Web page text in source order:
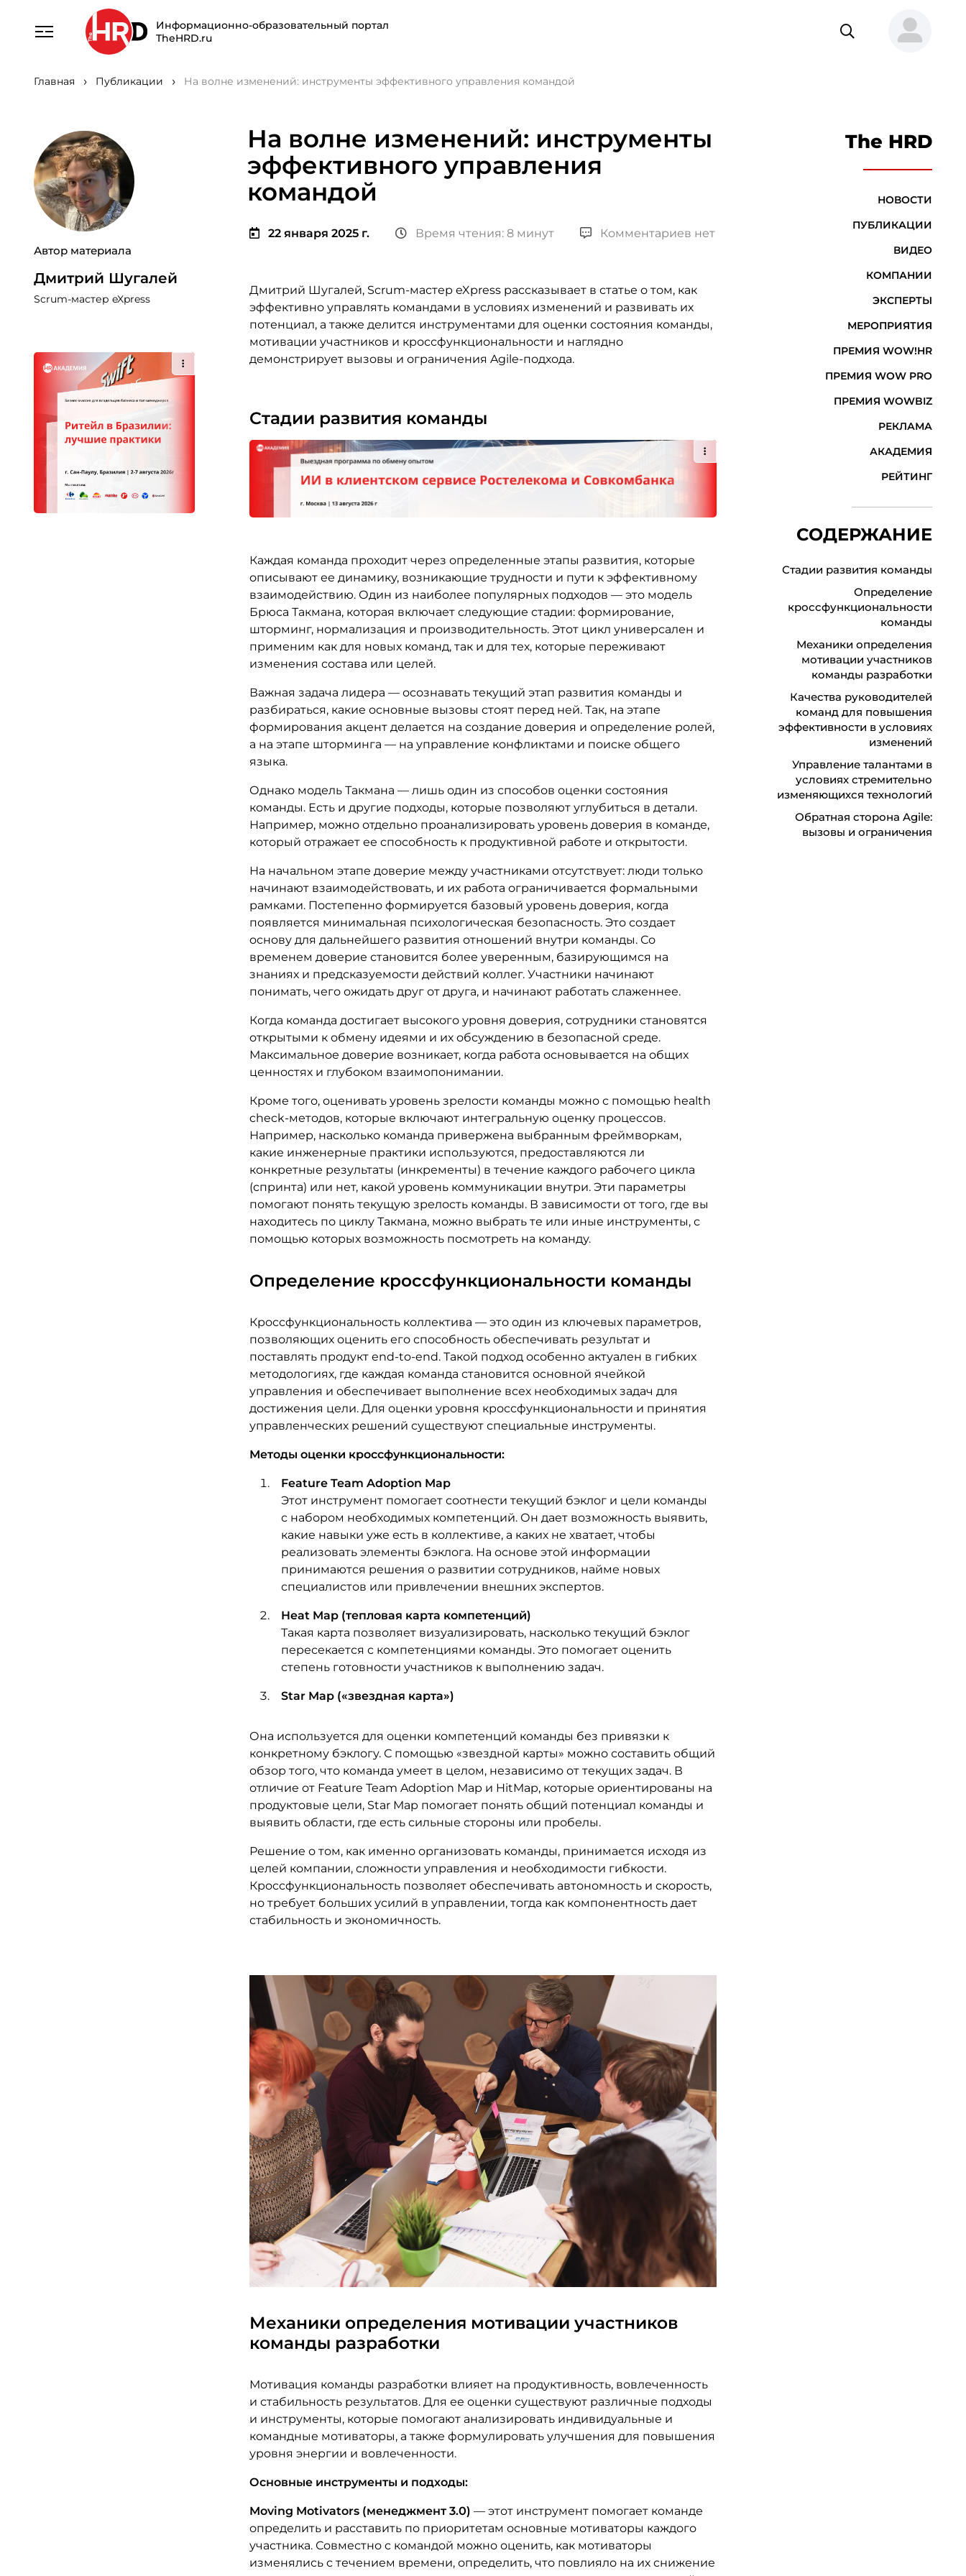
Информационно-образовательный портал
TheHRD.ru
Главная Публикации На волне изменений: инструменты эффективного управления командой
Автор материала
Дмитрий Шугалей
Scrum-мастер eXpress
На волне изменений: инструменты
эффективного управления
командой
22 января 2025 г. Время чтения: 8 минут Комментариев нет
Дмитрий Шугалей, Scrum-мастер eXpress рассказывает в статье о том, как
эффективно управлять командами в условиях изменений и развивать их
потенциал, а также делится инструментами для оценки состояния команды,
мотивации участников и кроссфункциональности и наглядно
демонстрирует вызовы и ограничения Agile-подхода.
Стадии развития команды
Каждая команда проходит через определенные этапы развития, которые
описывают ее динамику, возникающие трудности и пути к эффективному
взаимодействию. Один из наиболее популярных подходов — это модель
Брюса Такмана, которая включает следующие стадии: формирование,
шторминг, нормализация и производительность. Этот цикл универсален и
применим как для новых команд, так и для тех, которые переживают
изменения состава или целей.
Важная задача лидера — осознавать текущий этап развития команды и
разбираться, какие основные вызовы стоят перед ней. Так, на этапе
формирования акцент делается на создание доверия и определение ролей,
а на этапе шторминга — на управление конфликтами и поиске общего
языка.
Однако модель Такмана — лишь один из способов оценки состояния
команды. Есть и другие подходы, которые позволяют углубиться в детали.
Например, можно отдельно проанализировать уровень доверия в команде,
который отражает ее способность к продуктивной работе и открытости.
На начальном этапе доверие между участниками отсутствует: люди только
начинают взаимодействовать, и их работа ограничивается формальными
рамками. Постепенно формируется базовый уровень доверия, когда
появляется минимальная психологическая безопасность. Это создает
основу для дальнейшего развития отношений внутри команды. Со
временем доверие становится более уверенным, базирующимся на
знаниях и предсказуемости действий коллег. Участники начинают
понимать, чего ожидать друг от друга, и начинают работать слаженнее.
Когда команда достигает высокого уровня доверия, сотрудники становятся
открытыми к обмену идеями и их обсуждению в безопасной среде.
Максимальное доверие возникает, когда работа основывается на общих
ценностях и глубоком взаимопонимании.
Кроме того, оценивать уровень зрелости команды можно с помощью health
check-методов, которые включают интегральную оценку процессов.
Например, насколько команда привержена выбранным фреймворкам,
какие инженерные практики используются, предоставляются ли
конкретные результаты (инкременты) в течение каждого рабочего цикла
(спринта) или нет, какой уровень коммуникации внутри. Эти параметры
помогают понять текущую зрелость команды. В зависимости от того, где вы
находитесь по циклу Такмана, можно выбрать те или иные инструменты, с
помощью которых возможность посмотреть на команду.
Определение кроссфункциональности команды
Кроссфункциональность коллектива — это один из ключевых параметров,
позволяющих оценить его способность обеспечивать результат и
поставлять продукт end-to-end. Такой подход особенно актуален в гибких
методологиях, где каждая команда становится основной ячейкой
управления и обеспечивает выполнение всех необходимых задач для
достижения цели. Для оценки уровня кроссфункциональности и принятия
управленческих решений существуют специальные инструменты.
Методы оценки кроссфункциональности:
Feature Team Adoption Map
Этот инструмент помогает соотнести текущий бэклог и цели команды
с набором необходимых компетенций. Он дает возможность выявить,
какие навыки уже есть в коллективе, а каких не хватает, чтобы
реализовать элементы бэклога. На основе этой информации
принимаются решения о развитии сотрудников, найме новых
специалистов или привлечении внешних экспертов.
Heat Map (тепловая карта компетенций)
Такая карта позволяет визуализировать, насколько текущий бэклог
пересекается с компетенциями команды. Это помогает оценить
степень готовности участников к выполнению задач.
Star Map («звездная карта»)
Она используется для оценки компетенций команды без привязки к
конкретному бэклогу. С помощью «звездной карты» можно составить общий
обзор того, что команда умеет в целом, независимо от текущих задач. В
отличие от Feature Team Adoption Map и HitMap, которые ориентированы на
продуктовые цели, Star Map помогает понять общий потенциал команды и
выявить области, где есть сильные стороны или пробелы.
Решение о том, как именно организовать команды, принимается исходя из
целей компании, сложности управления и необходимости гибкости.
Кроссфункциональность позволяет обеспечивать автономность и скорость,
но требует больших усилий в управлении, тогда как компонентность дает
стабильность и экономичность.
Механики определения мотивации участников
команды разработки
Мотивация команды разработки влияет на продуктивность, вовлеченность
и стабильность результатов. Для ее оценки существуют различные подходы
и инструменты, которые помогают анализировать индивидуальные и
командные мотиваторы, а также формулировать улучшения для повышения
уровня энергии и вовлеченности.
Основные инструменты и подходы:
Moving Motivators (менеджмент 3.0) — этот инструмент помогает команде
определить и расставить по приоритетам основные мотиваторы каждого
участника. Совместно с командой можно оценить, как мотиваторы
изменялись с течением времени, определить, что повлияло на их снижение
The HRD
НОВОСТИ
ПУБЛИКАЦИИ
ВИДЕО
КОМПАНИИ
ЭКСПЕРТЫ
МЕРОПРИЯТИЯ
ПРЕМИЯ WOW!HR
ПРЕМИЯ WOW PRO
ПРЕМИЯ WOWBIZ
РЕКЛАМА
АКАДЕМИЯ
РЕЙТИНГ
СОДЕРЖАНИЕ
Стадии развития команды
Определение
кроссфункциональности
команды
Механики определения
мотивации участников
команды разработки
Качества руководителей
команд для повышения
эффективности в условиях
изменений
Управление талантами в
условиях стремительно
изменяющихся технологий
Обратная сторона Agile:
вызовы и ограничения